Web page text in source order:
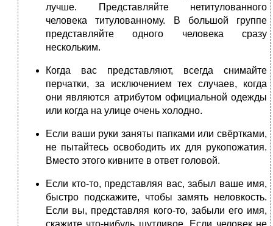
лучше. Представляйте нетитулованного
человека титулованному. В большой группе
представляйте одного человека сразу
нескольким.
Когда вас представляют, всегда снимайте
перчатки, за исключением тех случаев, когда
они являются атрибутом официальной одежды
или когда на улице очень холодно.
Если ваши руки заняты папками или свёртками,
не пытайтесь освободить их для рукопожатия.
Вместо этого кивните в ответ головой.
Если кто-то, представляя вас, забыл ваше имя,
быстро подскажите, чтобы замять неловкость.
Если вы, представляя кого-то, забыли его имя,